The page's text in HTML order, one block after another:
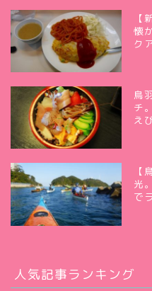
【
懐
ク
鳥
チ
え
【
光
で
人気記事ランキング